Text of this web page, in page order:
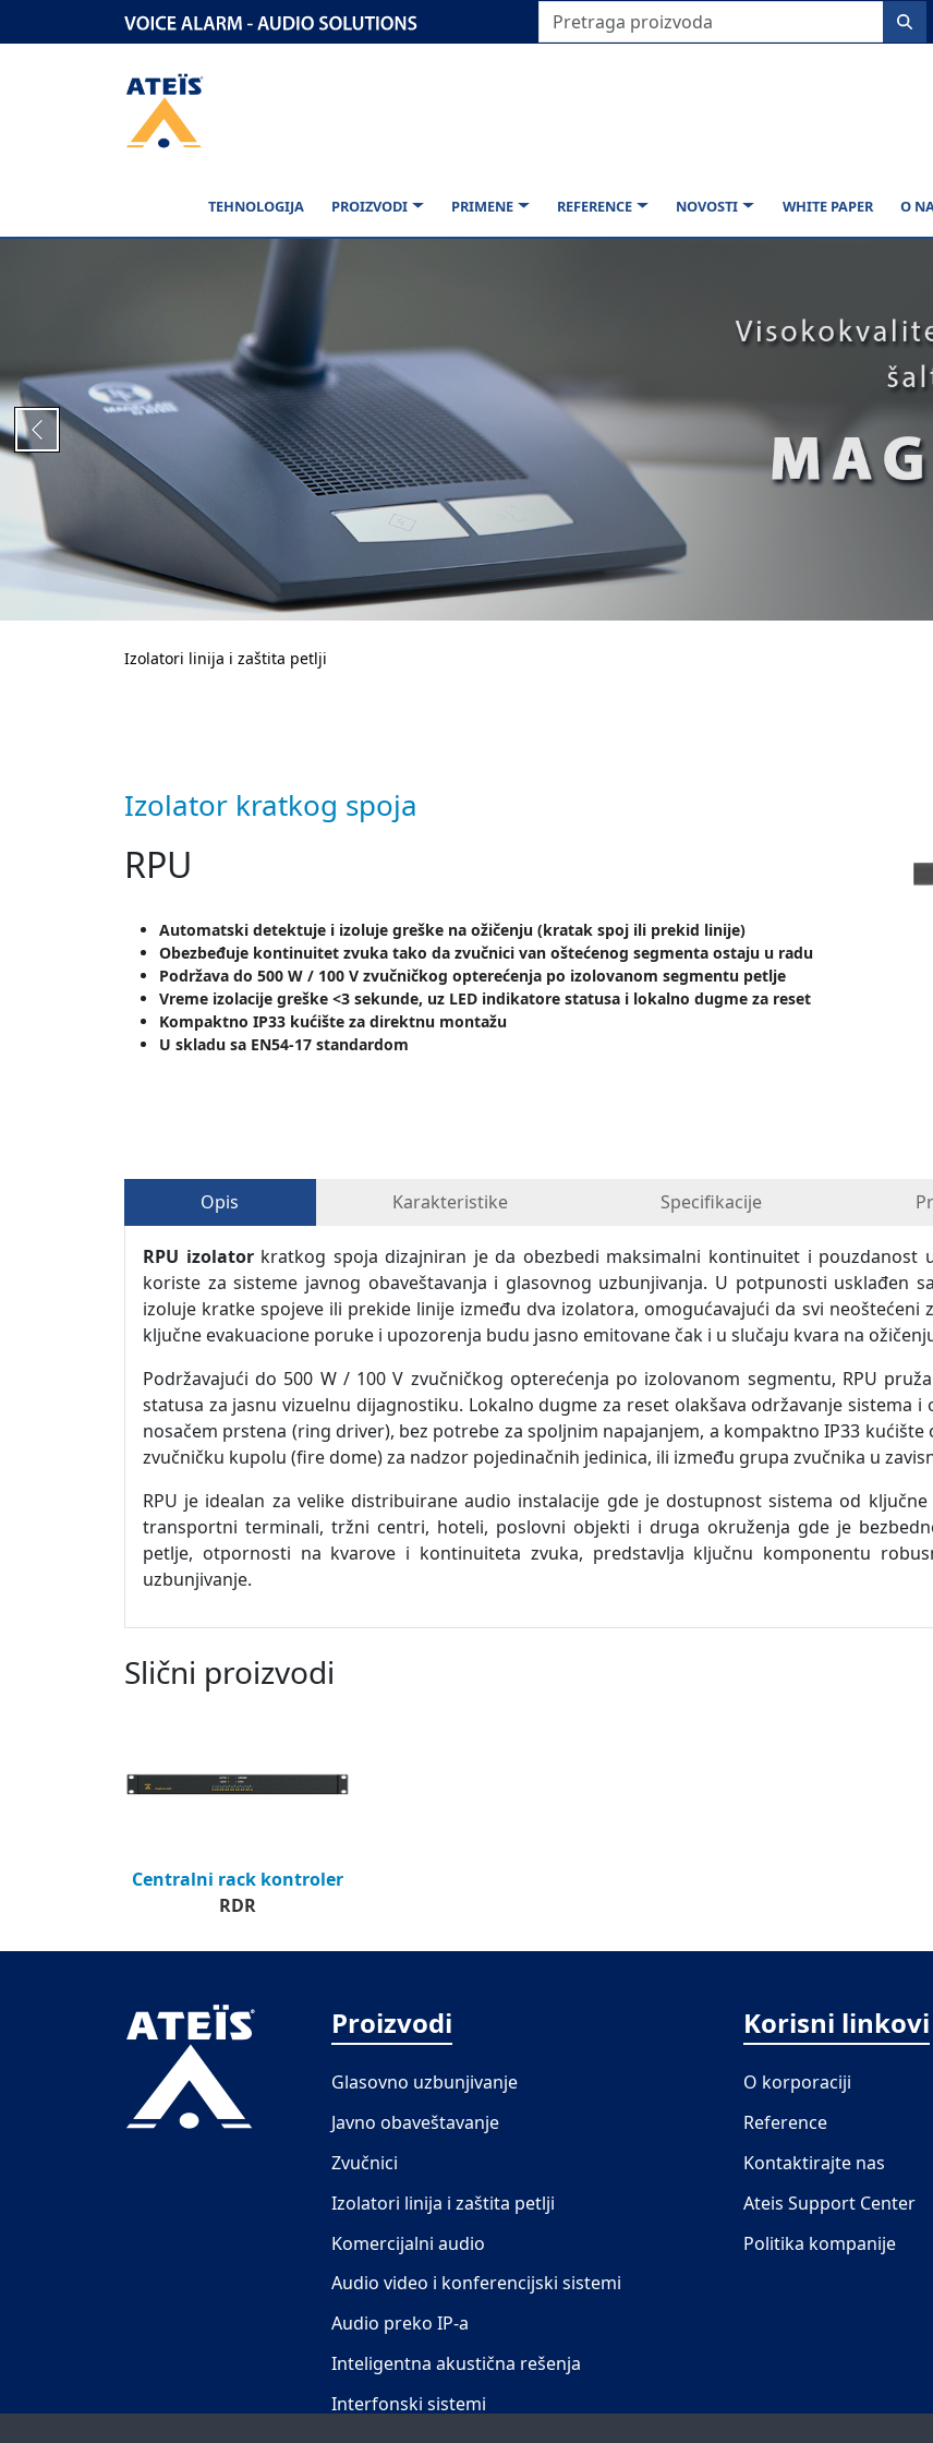
TEHNOLOGIJA PROIZVODI PRIMENE REFERENCE NOVOSTI WHITE PAPER O
Previous
Izolatori linija i zaštita petlji
Izolator kratkog spoja
RPU
Automatski detektuje i izoluje greške na ožičenju (kratak spoj ili prekid linije)
Obezbeđuje kontinuitet zvuka tako da zvučnici van oštećenog segmenta ostaju u radu
Podržava do 500 W / 100 V zvučničkog opterećenja po izolovanom segmentu petlje
Vreme izolacije greške <3 sekunde, uz LED indikatore statusa i lokalno dugme za reset
Kompaktno IP33 kućište za direktnu montažu
U skladu sa EN54-17 standardom
Opis Karakteristike Specifikacije
RPU izolatorkratkog spoja dizajniran je da obezbedi maksimalni kontinuitet i pouzdanost
koriste za sisteme javnog obaveštavanja i glasovnog uzbunjivanja. U potpunosti usklađen
izoluje kratke spojeve ili prekide linije između dva izolatora, omogućavajući da svi
ključne evakuacione poruke i upozorenja budu jasno emitovane čak i u slučaju kvara na
Podržavajući do 500 W / 100 V zvučničkog opterećenja po izolovanom segmentu, RPU
statusa za jasnu vizuelnu dijagnostiku. Lokalno dugme za reset olakšava održavanje sistema
nosačem prstena (ring driver), bez potrebe za spoljnim napajanjem, a kompaktno IP33
zvučničku kupolu (fire dome) za nadzor pojedinačnih jedinica, ili između grupa zvučnika u
RPU je idealan za velike distribuirane audio instalacije gde je dostupnost sistema od
transportni terminali, tržni centri, hoteli, poslovni objekti i druga okruženja gde je
petlje, otpornosti na kvarove i kontinuiteta zvuka, predstavlja ključnu komponentu
uzbunjivanje.
Slični proizvodi
Centralni rack kontroler
RDR
Proizvodi
Glasovno uzbunjivanje
Javno obaveštavanje
Zvučnici
Izolatori linija i zaštita petlji
Komercijalni audio
Audio video i konferencijski sistemi
Audio preko IP-a
Inteligentna akustična rešenja
Interfonski sistemi
Korisni linkovi
O korporaciji
Reference
Kontaktirajte nas
Ateis Support Center
Politika kompanije